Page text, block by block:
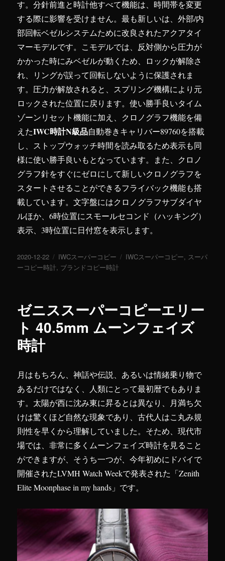
す。分針前進と時計他すべて機能は、時間帯を変更
する際に影響を受けません。最も新しいは、外部/内
部回転ベゼルシステムために改良されたアクアタイ
マーモデルです。こモデルでは、反対側から圧力が
かかった時にみベゼルが動くため、ロックが解除さ
れ、リングが誤って回転しないように保護されま
す。圧力が解放されると、スプリング機構により元
ロックされた位置に戻ります。使い勝手良いタイム
ゾーンリセット機能に加え、クロノグラフ機能を備
えたIWC時計N級品自動巻きキャリバー89760を搭載
し、ストップウォッチ時間を読み取るため表示も同
様に使い勝手良いもとなっています。また、クロノ
グラフ針をすぐにゼロにして新しいクロノグラフを
スタートさせることができるフライバック機能も搭
載しています。文字盤にはクロノグラフサブダイヤ
ルほか、6時位置にスモールセコンド（ハッキング）
表示、3時位置に日付窓を表示します。
投
稿
2020-12-22
カ
テ
IWCスーパーコピー
タ
IWCスーパーコピー, スーパ
ーコピー時計, ブランドコピー時計
ゼニススーパーコピーエリー
ト 40.5mm ムーンフェイズ
時計
月はもちろん、神話や伝説、あるいは情緒乗り物で
あるだけではなく、人類にとって最初暦でもありま
す。太陽が西に沈み東に昇るとは異なり、月満ち欠
けは驚くほど自然な現象であり、古代人はこ丸み規
則性を早くから理解していました。そため、現代市
場では、非常に多くムーンフェイズ時計を見ること
ができますが、そうち一つが、今年初めにドバイで
開催されたLVMH Watch Weekで発表された「Zenith
Elite Moonphase in my hands」です。